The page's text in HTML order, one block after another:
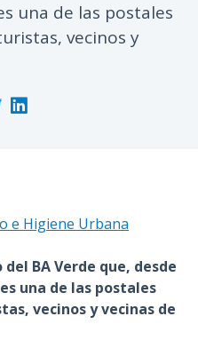
i
n
p
una de las postales
vecinos y
e Higiene Urbana
BA Verde que, desde
una de las postales
vecinos y vecinas de